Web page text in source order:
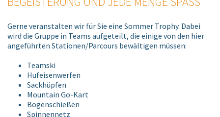
Gerne veranstalten wir für Sie eine Sommer Trophy. Dabei
wird die Gruppe in Teams aufgeteilt, die einige von den hier
angeführten Stationen/Parcours bewältigen müssen:
Teamski
Hufeisenwerfen
Sackhüpfen
Mountain Go-Kart
Bogenschießen
Spinnennetz